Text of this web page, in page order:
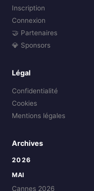
Inscription
Connexion
🤝 Partenaires
💎 Sponsors
Légal
Confidentialité
Cookies
Mentions légales
Archives
2026
MAI
Cannes 2026